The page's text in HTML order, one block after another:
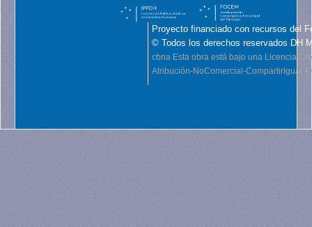
Proyecto financiado con recursos del
© Todos los derechos reservados DH
cbna Esta obra está bajo una Licencia
Atribución-NoComercial-CompartirIgual